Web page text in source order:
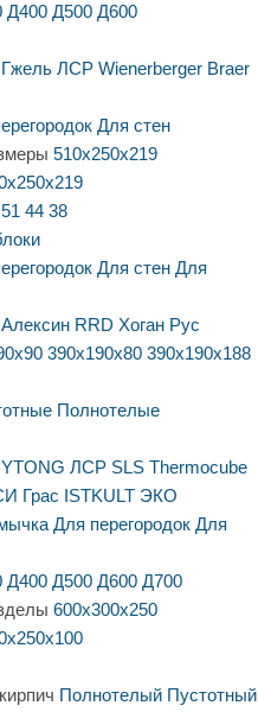
Д400 Д500 Д600
Гжель ЛСР Wienerberger Braer
Для стен
510х250х219
51 44 38
Для стен Для
Алексин RRD Хоган Рус
390х190х80 390х190х188
Полнотелые
YTONG ЛСР SLS Thermocube
Грас ISTKULT ЭКО
Для перегородок Для
Д400 Д500 Д600 Д700
600х300х250
Полнотелый Пустотный